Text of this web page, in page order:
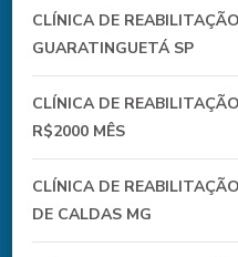
CLÍNICA DE
GUARATINGUETÁ SP
CLÍNICA DE
R$2000 MÊS
CLÍNICA DE
DE CALDAS MG